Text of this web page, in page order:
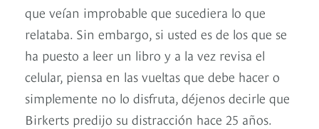
que veían improbable que sucediera lo que
relataba. Sin embargo, si usted es de los que se
ha puesto a leer un libro y a la vez revisa el
celular, piensa en las vueltas que debe hacer o
simplemente no lo disfruta, déjenos decirle que
Birkerts predijo su distracción hace 25 años.